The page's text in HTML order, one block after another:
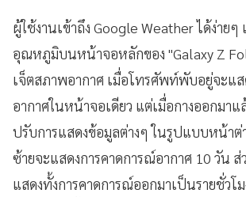
ผู้ใช้งานเข้าถึง Google Weather ได้ง่าย
อุณหภูมิบนหน้าจอหลักของ "Galaxy Z
เจ็ตสภาพอากาศ เมื่อโทรศัพท์พับอยู่จะแ
อากาศในหน้าจอเดียว แต่เมื่อกางออกมา
ปรับการแสดงข้อมูลต่างๆ ในรูปแบบหน้าต่
ซ้ายจะแสดงการคาดการณ์อากาศ 10 วัน ส่
แสดงทั้งการคาดการณ์ออกมาเป็นรายชั่วโ